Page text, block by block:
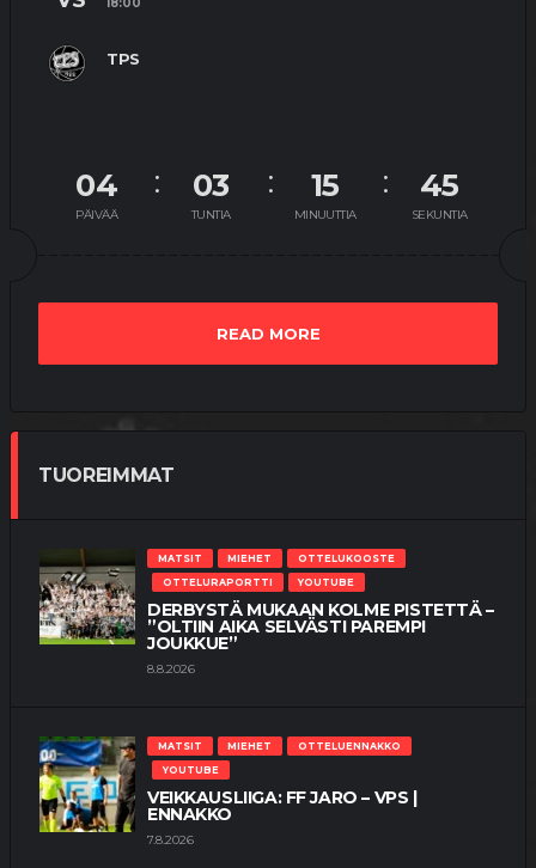
TPS
04
PÄIVÄÄ
03
TUNTIA
15
MINUUTTIA
44
SEKUNTIA
READ MORE
TUOREIMMAT
MATSIT MIEHET
OTTELUKOOSTE
OTTELURAPORTTI
YOUTUBE
DERBYSTÄ MUKAAN KOLME PISTETTÄ –
”OLTIIN AIKA SELVÄSTI PAREMPI
JOUKKUE”
8.8.2026
MATSIT MIEHET
OTTELUENNAKKO
YOUTUBE
VEIKKAUSLIIGA: FF JARO – VPS |
ENNAKKO
7.8.2026